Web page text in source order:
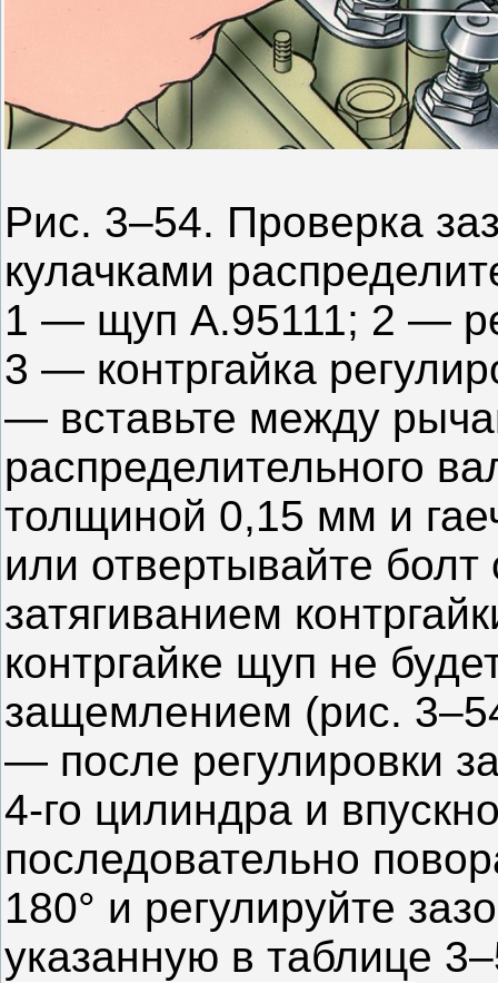
Рис. 3–54. Проверка
кулачками
1 — щуп А.95111; 2 —
3 — контргайка
— вставьте между
распределительного
толщиной 0,15 мм и
или отвертывайте
затягиванием
контргайке щуп не
защемлением (рис.
— после регулировки
4-го цилиндра и
последовательно
180° и регулируйте
указанную в таблице